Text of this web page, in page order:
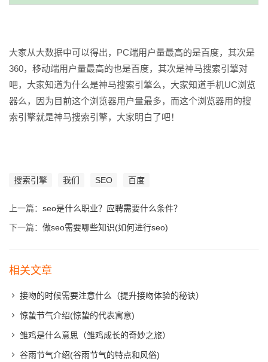
大家从大数据中可以得出，PC端用户量最高的是百度，其次是
360，移动端用户量最高的也是百度，其次是神马搜索引擎对
吧，大家知道为什么是神马搜索引擎么，大家知道手机UC浏览
器么，因为目前这个浏览器用户量最多，而这个浏览器用的搜
索引擎就是神马搜索引擎，大家明白了吧！
搜索引擎 我们 SEO 百度
上一篇： seo是什么职业？应聘需要什么条件？
下一篇： 做seo需要哪些知识(如何进行seo)
相关文章
接吻的时候需要注意什么（提升接吻体验的秘诀）
惊蛰节气介绍(惊蛰的代表寓意)
雏鸡是什么意思（雏鸡成长的奇妙之旅）
谷雨节气介绍(谷雨节气的特点和风俗)